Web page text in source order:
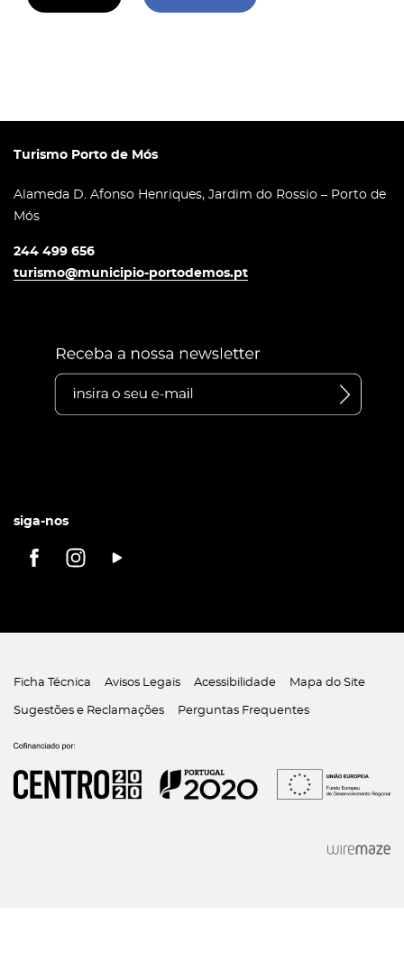
Turismo Porto de Mós
Alameda D. Afonso Henriques, Jardim do Rossio – Porto de
Mós
244 499 656
turismo@municipio-portodemos.pt
siga-nos
Ficha Técnica Avisos Legais Acessibilidade Mapa do Site
Sugestões e Reclamações Perguntas Frequentes